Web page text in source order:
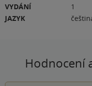
VYDÁNÍ
1
JAZYK
Hodnocení